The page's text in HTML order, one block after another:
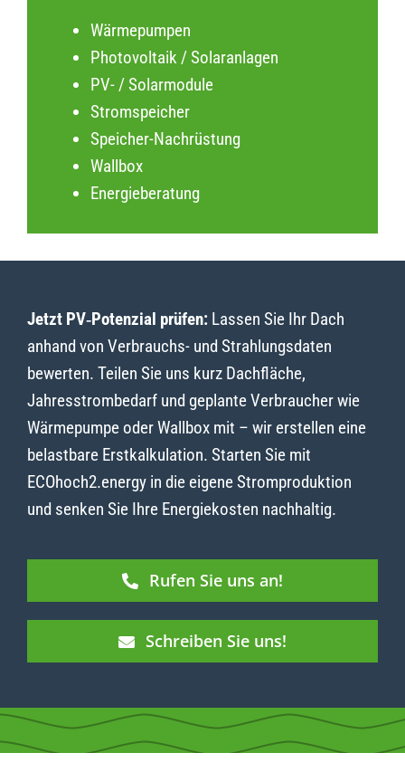
Wärmepumpen
Photovoltaik / Solaranlagen
PV- / Solarmodule
Stromspeicher
Speicher-Nachrüstung
Wallbox
Energieberatung
Jetzt PV‑Potenzial prüfen:Lassen Sie Ihr Dach
anhand von Verbrauchs- und Strahlungsdaten
bewerten. Teilen Sie uns kurz Dachfläche,
Jahresstrombedarf und geplante Verbraucher wie
Wärmepumpe oder Wallbox mit – wir erstellen eine
belastbare Erstkalkulation. Starten Sie mit
ECOhoch2.energy in die eigene Stromproduktion
und senken Sie Ihre Energiekosten nachhaltig.
Rufen Sie uns an!
Schreiben Sie uns!